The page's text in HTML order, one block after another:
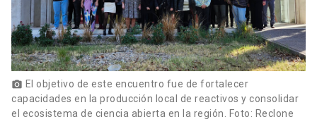
photo_camera El objetivo de este encuentro fue de fortalecer
capacidades en la producción local de reactivos y consolidar
el ecosistema de ciencia abierta en la región. Foto: Reclone